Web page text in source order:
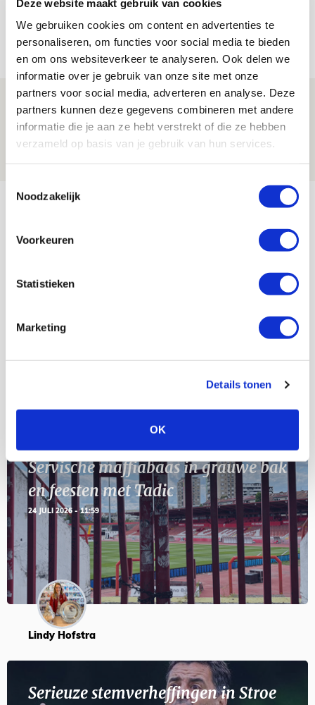
Deze website maakt gebruik van cookies
We gebruiken cookies om content en advertenties te
personaliseren, om functies voor social media te bieden
en om ons websiteverkeer te analyseren. Ook delen we
informatie over je gebruik van onze site met onze
partners voor social media, adverteren en analyse. Deze
partners kunnen deze gegevens combineren met andere
informatie die je aan ze hebt verstrekt of die ze hebben
verzameld op basis van je gebruik van hun services.
Noodzakelijk
Voorkeuren
Statistieken
Marketing
Details tonen
OK
Shelbourne?
05 AUGUSTUS 2026 - 15:35
NIEUWS
Laatste Kaarten Actie Ajax - sc
Heerenveen [UITVERKOCHT]
05 AUGUSTUS 2026 - 15:00
Bekijk meer
AUG
11
Servische maffiabaas in grauwe bak
en feesten met Tadic
24 JULI 2026 - 11:59
Lindy Hofstra
Serieuze stemverheffingen in Stroe